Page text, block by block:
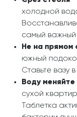
холодной
самый важный
Не на прямом
южный
Ставьте вазу
Воду
сухой
Таблетка